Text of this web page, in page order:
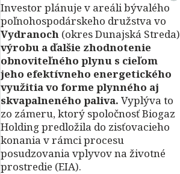
Investor plánuje v areáli bývalého
poľnohospodárskeho družstva vo
Vydranoch (okres Dunajská Streda)
výrobu a ďalšie zhodnotenie
obnoviteľného plynu s cieľom
jeho efektívneho energetického
využitia vo forme plynného aj
skvapalneného paliva. Vyplýva to
zo zámeru, ktorý spoločnosť Biogaz
Holding predložila do zisťovacieho
konania v rámci procesu
posudzovania vplyvov na životné
prostredie (EIA).